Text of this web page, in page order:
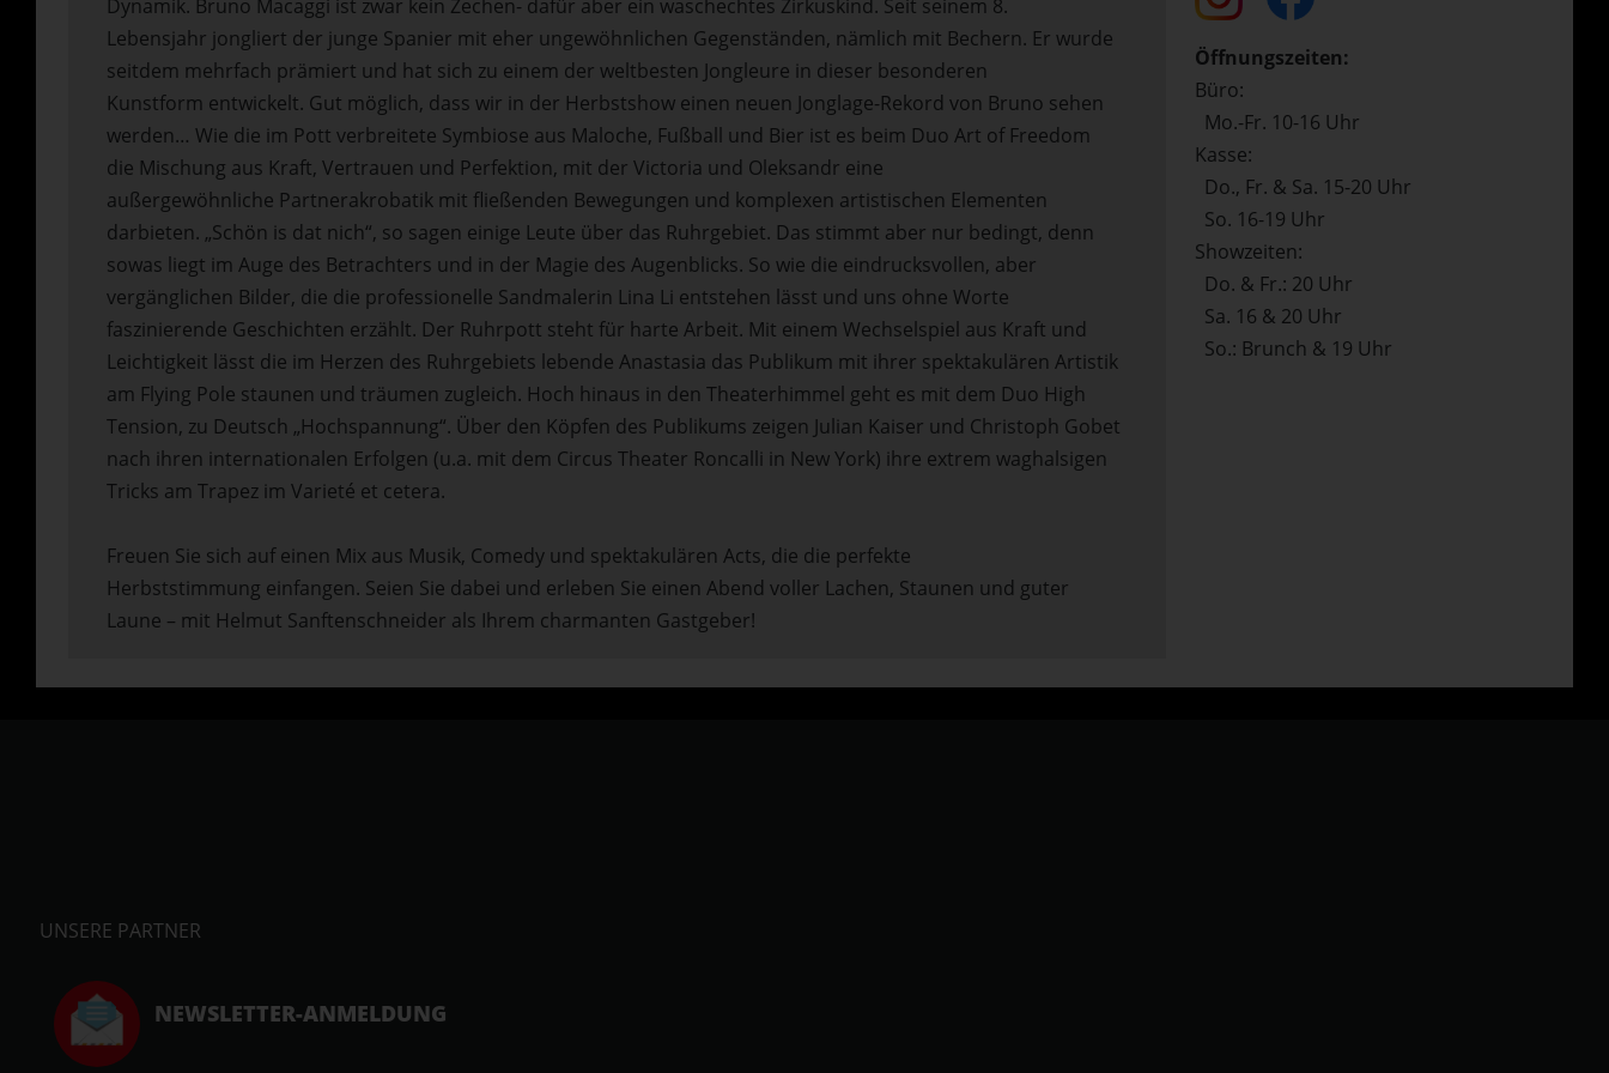
Dynamik. Bruno Macaggi ist zwar kein Zechen- dafür aber ein waschechtes Zirkuskind. Seit seinem 8.
Lebensjahr jongliert der junge Spanier mit eher ungewöhnlichen Gegenständen, nämlich mit Bechern. Er wurde
seitdem mehrfach prämiert und hat sich zu einem der weltbesten Jongleure in dieser besonderen
Kunstform entwickelt. Gut möglich, dass wir in der Herbstshow einen neuen Jonglage-Rekord von Bruno sehen
werden… Wie die im Pott verbreitete Symbiose aus Maloche, Fußball und Bier ist es beim Duo Art of Freedom
die Mischung aus Kraft, Vertrauen und Perfektion, mit der Victoria und Oleksandr eine
außergewöhnliche Partnerakrobatik mit fließenden Bewegungen und komplexen artistischen Elementen
darbieten. „Schön is dat nich“, so sagen einige Leute über das Ruhrgebiet. Das stimmt aber nur bedingt, denn
sowas liegt im Auge des Betrachters und in der Magie des Augenblicks. So wie die eindrucksvollen, aber
vergänglichen Bilder, die die professionelle Sandmalerin Lina Li entstehen lässt und uns ohne Worte
faszinierende Geschichten erzählt. Der Ruhrpott steht für harte Arbeit. Mit einem Wechselspiel aus Kraft und
Leichtigkeit lässt die im Herzen des Ruhrgebiets lebende Anastasia das Publikum mit ihrer spektakulären Artistik
am Flying Pole staunen und träumen zugleich. Hoch hinaus in den Theaterhimmel geht es mit dem Duo High
Tension, zu Deutsch „Hochspannung“. Über den Köpfen des Publikums zeigen Julian Kaiser und Christoph Gobet
nach ihren internationalen Erfolgen (u.a. mit dem Circus Theater Roncalli in New York) ihre extrem waghalsigen
Tricks am Trapez im Varieté et cetera.
Freuen Sie sich auf einen Mix aus Musik, Comedy und spektakulären Acts, die die perfekte
Herbststimmung einfangen. Seien Sie dabei und erleben Sie einen Abend voller Lachen, Staunen und guter
Laune – mit Helmut Sanftenschneider als Ihrem charmanten Gastgeber!
Öffnungszeiten:
Büro:
Mo.-Fr. 10-16 Uhr
Kasse:
Do., Fr. & Sa. 15-20 Uhr
So. 16-19 Uhr
Showzeiten:
Do. & Fr.: 20 Uhr
Sa. 16 & 20 Uhr
So.: Brunch & 19 Uhr
UNSERE PARTNER
NEWSLETTER-ANMELDUNG